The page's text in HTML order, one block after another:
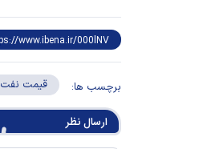
برچسب ها: قیمت نفت
ارسال‌ نظر